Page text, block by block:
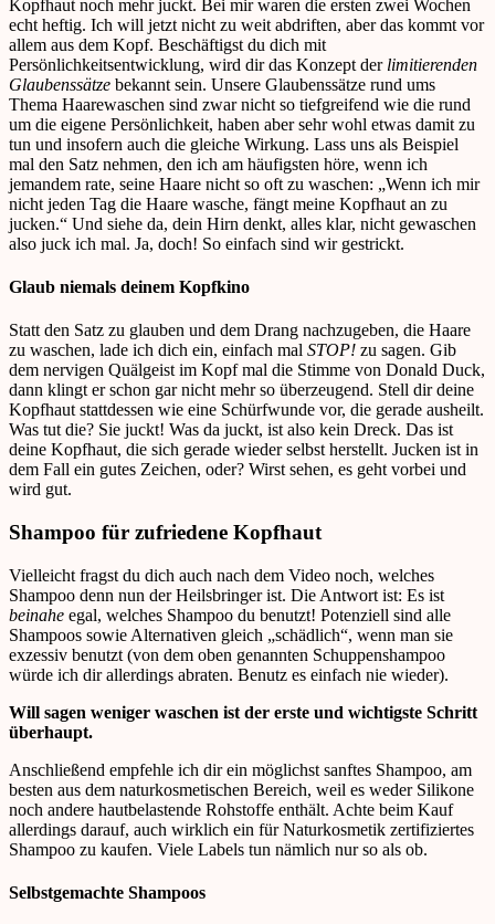
Kopfhaut noch mehr juckt. Bei mir waren die ersten zwei Wochen
echt heftig. Ich will jetzt nicht zu weit abdriften, aber das kommt vor
allem aus dem Kopf. Beschäftigst du dich mit
Persönlichkeitsentwicklung, wird dir das Konzept der limitierenden
Glaubenssätze bekannt sein. Unsere Glaubenssätze rund ums
Thema Haarewaschen sind zwar nicht so tiefgreifend wie die rund
um die eigene Persönlichkeit, haben aber sehr wohl etwas damit zu
tun und insofern auch die gleiche Wirkung. Lass uns als Beispiel
mal den Satz nehmen, den ich am häufigsten höre, wenn ich
jemandem rate, seine Haare nicht so oft zu waschen: „Wenn ich mir
nicht jeden Tag die Haare wasche, fängt meine Kopfhaut an zu
jucken.“ Und siehe da, dein Hirn denkt, alles klar, nicht gewaschen
also juck ich mal. Ja, doch! So einfach sind wir gestrickt.
Glaub niemals deinem Kopfkino
Statt den Satz zu glauben und dem Drang nachzugeben, die Haare
zu waschen, lade ich dich ein, einfach mal STOP! zu sagen. Gib
dem nervigen Quälgeist im Kopf mal die Stimme von Donald Duck,
dann klingt er schon gar nicht mehr so überzeugend. Stell dir deine
Kopfhaut stattdessen wie eine Schürfwunde vor, die gerade ausheilt.
Was tut die? Sie juckt! Was da juckt, ist also kein Dreck. Das ist
deine Kopfhaut, die sich gerade wieder selbst herstellt. Jucken ist in
dem Fall ein gutes Zeichen, oder? Wirst sehen, es geht vorbei und
wird gut.
Shampoo für zufriedene Kopfhaut
Vielleicht fragst du dich auch nach dem Video noch, welches
Shampoo denn nun der Heilsbringer ist. Die Antwort ist: Es ist
beinahe egal, welches Shampoo du benutzt! Potenziell sind alle
Shampoos sowie Alternativen gleich „schädlich“, wenn man sie
exzessiv benutzt (von dem oben genannten Schuppenshampoo
würde ich dir allerdings abraten. Benutz es einfach nie wieder).
Will sagen weniger waschen ist der erste und wichtigste Schritt
überhaupt.
Anschließend empfehle ich dir ein möglichst sanftes Shampoo, am
besten aus dem naturkosmetischen Bereich, weil es weder Silikone
noch andere hautbelastende Rohstoffe enthält. Achte beim Kauf
allerdings darauf, auch wirklich ein für Naturkosmetik zertifiziertes
Shampoo zu kaufen. Viele Labels tun nämlich nur so als ob.
Selbstgemachte Shampoos